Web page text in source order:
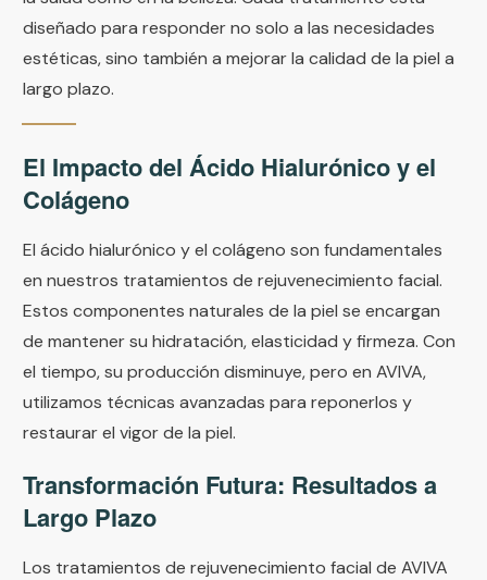
diseñado para responder no solo a las necesidades
estéticas, sino también a mejorar la calidad de la piel a
largo plazo.
El Impacto del Ácido Hialurónico y el
Colágeno
El ácido hialurónico y el colágeno son fundamentales
en nuestros tratamientos de rejuvenecimiento facial.
Estos componentes naturales de la piel se encargan
de mantener su hidratación, elasticidad y firmeza. Con
el tiempo, su producción disminuye, pero en AVIVA,
utilizamos técnicas avanzadas para reponerlos y
restaurar el vigor de la piel.
Transformación Futura: Resultados a
Largo Plazo
Los tratamientos de rejuvenecimiento facial de AVIVA